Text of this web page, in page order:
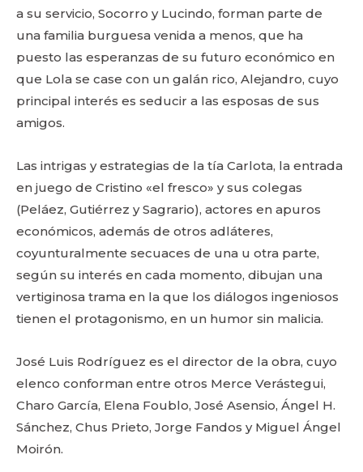
a su servicio, Socorro y Lucindo, forman parte de
una familia burguesa venida a menos, que ha
puesto las esperanzas de su futuro económico en
que Lola se case con un galán rico, Alejandro, cuyo
principal interés es seducir a las esposas de sus
amigos.
Las intrigas y estrategias de la tía Carlota, la entrada
en juego de Cristino «el fresco» y sus colegas
(Peláez, Gutiérrez y Sagrario), actores en apuros
económicos, además de otros adláteres,
coyunturalmente secuaces de una u otra parte,
según su interés en cada momento, dibujan una
vertiginosa trama en la que los diálogos ingeniosos
tienen el protagonismo, en un humor sin malicia.
José Luis Rodríguez es el director de la obra, cuyo
elenco conforman entre otros Merce Verástegui,
Charo García, Elena Foublo, José Asensio, Ángel H.
Sánchez, Chus Prieto, Jorge Fandos y Miguel Ángel
Moirón.